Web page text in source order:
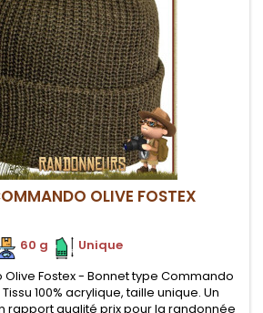
OLIVE FOSTEX
60 g
Unique
Fostex - Bonnet type Commando
100% acrylique, taille unique. Un
rapport qualité prix pour la randonnée